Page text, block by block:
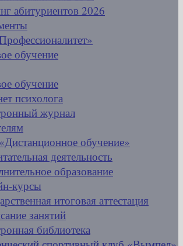
абитуриентов 2026
обучение
обучение
психолога
журнал
обучение»
деятельность
образование
курсы
итоговая аттестация
занятий
библиотека